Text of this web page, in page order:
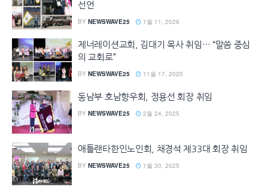
선언
BY NEWSWAVE25 1월 11, 2026
제너레이션교회, 김대기 목사 취임… “말씀 중심
의 교회로”
BY NEWSWAVE25 11월 17, 2025
동남부 호남향우회, 정용선 회장 취임
BY NEWSWAVE25 2월 24, 2025
애틀랜타한인노인회, 채경석 제33대 회장 취임
BY NEWSWAVE25 1월 30, 2025